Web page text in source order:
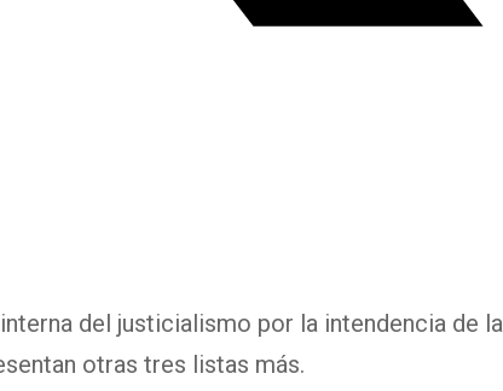
del justicialismo por la intendencia de la
otras tres listas más.